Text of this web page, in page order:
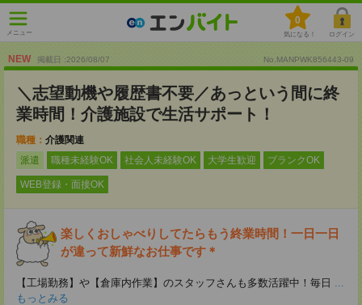
メニュー
0
気になる！ ログイン
NEW 掲載日 :2026/08/07 No.MANPWK856443-09
＼志望動機や履歴書不要／あっという間に終
業時間！介護施設で生活サポート！
職種： 介護関連
派遣
職種未経験OK 社会人未経験OK 大学生歓迎 ブランクOK
WEB登録・面接OK
楽しくおしゃべりしてたらもう終業時間！一日一日
が違って新鮮なお仕事です＊
【工場勤務】や【倉庫内作業】のスタッフさんも多数活躍中！毎日 ...
もっとみる